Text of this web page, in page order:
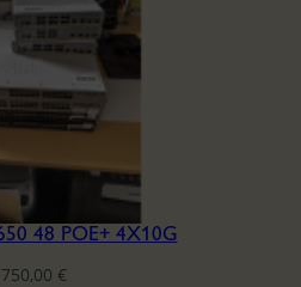
48 POE+ 4X10G
750,00 €